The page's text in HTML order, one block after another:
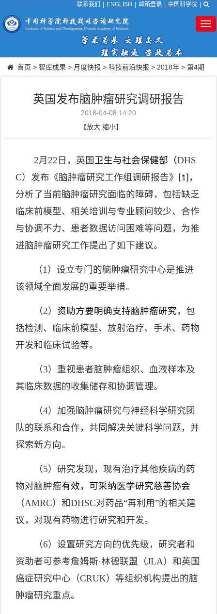
联系我们 ENGLISH 邮箱登录 中国科学院
首页 > 智库成果 > 月度快报 > 科技前沿快报 > 2018年 > 第4期
英国发布脑肿瘤研究调研报告
2018-04-08 14:20
【放大 缩小】
2月 22 日，英国 卫生与社会保健部（DHS
C） 发布《脑肿瘤研究工作组调研报告》 [1] ，
分析了当前脑肿瘤研究面临的障碍，包括缺乏
临床前模型、相关培训与专业顾问较少、合作
与协调不力、患者数据访问困难等问题，为推
进脑肿瘤研究工作提出了如下建议。
（1 ）设立专门的脑肿瘤研究中心是推进
该领域全面发展的重要举措。
（2） 资助方要明确支持脑肿瘤研究，包
括检测、临床前模型、放射治疗、手术、药物
开发和临床试验等。
（3）重视患者脑肿瘤组织、血液样本及
其临床数据的收集储存和协调管理。
（4）加强脑肿瘤研究与神经科学研究团
队的联系和合作，共同解决关键科学问题，并
探索新方向。
（5）研究发现，现有治疗其他疾病的药
物对脑肿瘤有效，可采纳医学研究慈善协会
（AMRC）和DHSC对药品“再利用”的相关建
议，对现有药物进行研究和开发。
（6）设置研究方向的优先级，研究者和
资助者可参考詹姆斯·林德联盟（JLA）和英国
癌症研究中心（CRUK）等组织机构提出的脑
肿瘤研究重点。